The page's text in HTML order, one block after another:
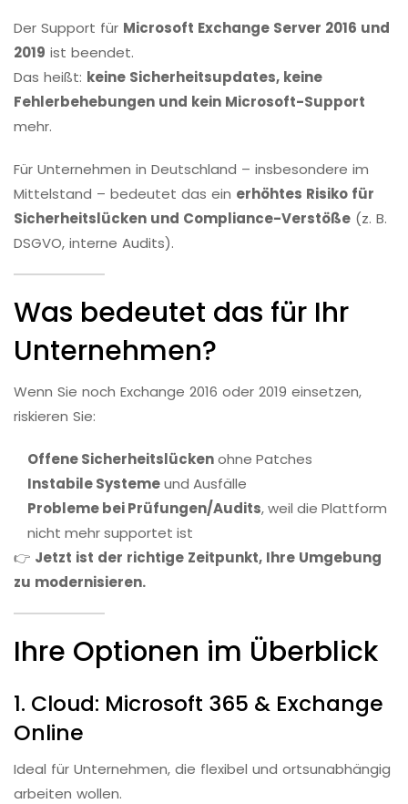
Der Support für Microsoft Exchange Server 2016 und
2019 ist beendet.
Das heißt: keine Sicherheitsupdates, keine
Fehlerbehebungen und kein Microsoft-Support
mehr.
Für Unternehmen in Deutschland – insbesondere im
Mittelstand – bedeutet das ein erhöhtes Risiko für
Sicherheitslücken und Compliance-Verstöße (z. B.
DSGVO, interne Audits).
Was bedeutet das für Ihr
Unternehmen?
Wenn Sie noch Exchange 2016 oder 2019 einsetzen,
riskieren Sie:
Offene Sicherheitslückenohne Patches
Instabile Systemeund Ausfälle
Probleme bei Prüfungen/Audits, weil die Plattform
nicht mehr supportet ist
👉 Jetzt ist der richtige Zeitpunkt, Ihre Umgebung
zu modernisieren.
Ihre Optionen im Überblick
1. Cloud: Microsoft 365 & Exchange
Online
Ideal für Unternehmen, die flexibel und ortsunabhängig
arbeiten wollen.